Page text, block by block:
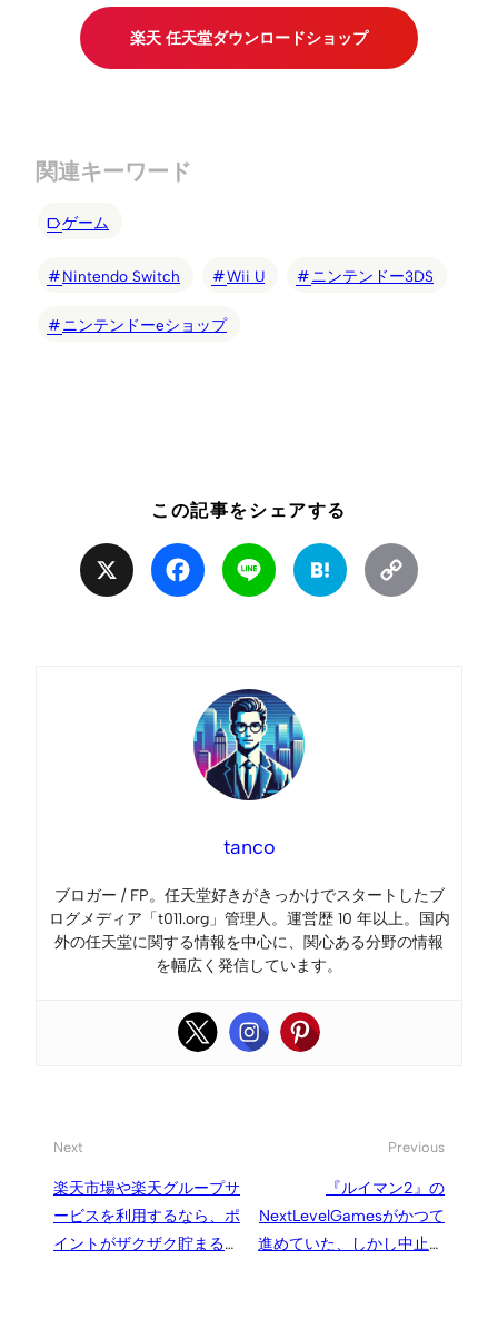
楽天 任天堂ダウンロードショップ
関連キーワード
ゲーム
Nintendo Switch Wii U ニンテンドー3DS
ニンテンドーeショップ
この記事をシェアする
Facebook Line Hatena
tanco
ブロガー / FP。任天堂好きがきっかけでスタートしたブ
ログメディア「t011.org」管理人。運営歴 10 年以上。国内
外の任天堂に関する情報を中心に、関心ある分野の情報
を幅広く発信しています。
Next
楽天市場や楽天グループサ
ービスを利用するなら、ポ
イントがザクザク貯まる
Previous
『ルイマン2』の
NextLevelGamesがかつて
進めていた、しかし中止と